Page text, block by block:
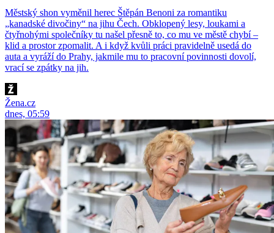
Městský shon vyměnil herec Štěpán Benoni za romantiku
„kanadské divočiny“ na jihu Čech. Obklopený lesy, loukami a
čtyřnohými společníky tu našel přesně to, co mu ve městě chybí –
klid a prostor zpomalit. A i když kvůli práci pravidelně usedá do
auta a vyráží do Prahy, jakmile mu to pracovní povinnosti dovolí,
vrací se zpátky na jih.
Žena.cz
dnes, 05:59